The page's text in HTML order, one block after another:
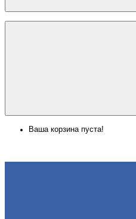
Ваша корзина пуста!